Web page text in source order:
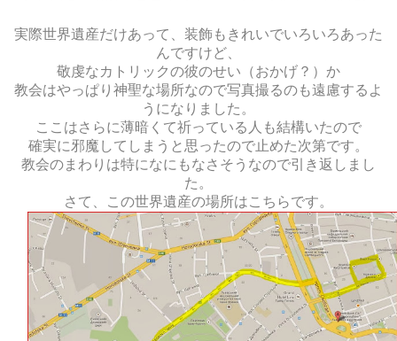
実際世界遺産だけあって、装飾もきれいでいろいろあった
んですけど、
敬虔なカトリックの彼のせい（おかげ？）か
教会はやっぱり神聖な場所なので写真撮るのも遠慮するよ
うになりました。
ここはさらに薄暗くて祈っている人も結構いたので
確実に邪魔してしまうと思ったので止めた次第です。
教会のまわりは特になにもなさそうなので引き返しまし
た。
さて、この世界遺産の場所はこちらです。